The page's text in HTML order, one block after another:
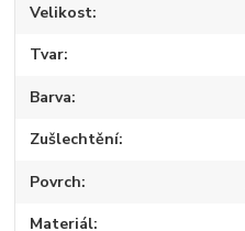
Velikost
Tvar
Barva
Zušlechtění
Povrch
Materiál